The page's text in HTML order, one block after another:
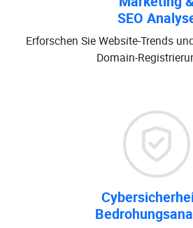
SEO
Erforschen Sie Website-Trends
Domain-